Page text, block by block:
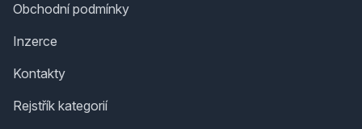
Obchodní podmínky
Inzerce
Kontakty
Rejstřík kategorií